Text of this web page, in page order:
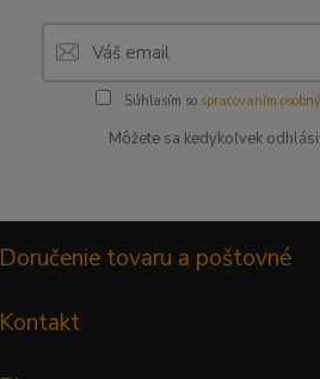
Súhlasím so spracovaním
Môžete sa kedykoľvek
Doručenie tovaru a poštovné
Kontakt